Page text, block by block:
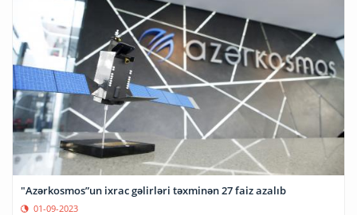
"Azərkosmos”un ixrac gəlirləri təxminən 27 faiz azalıb
01-09-2023